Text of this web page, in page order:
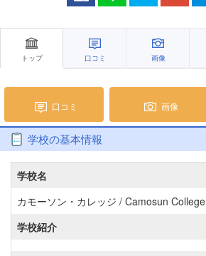
トップ 口コミ 画像
口コミ 画像
学校の基本情報
学校名
カモーソン・カレッジ / Camosun College
学校紹介